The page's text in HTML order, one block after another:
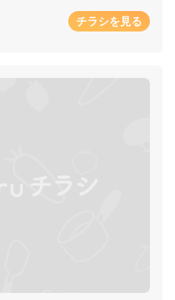
チラシを見る